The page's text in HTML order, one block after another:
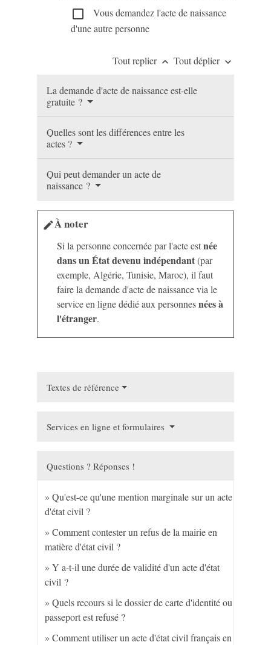
check_box_outline_blank
Vous demandez l'acte de naissance
d'une autre personne
Tout replier keyboard_arrow_up Tout déplier keyboard_arrow_down
La demande d'acte de naissance est-elle
gratuite ?
Quelles sont les différences entre les
actes ?
Qui peut demander un acte de
naissance ?
editÀ noter
Si la personne concernée par l'acte estnée
dans un État devenu indépendant(par
exemple, Algérie, Tunisie, Maroc), il faut
faire la demande d'acte de naissance via le
service en ligne dédié aux personnesnées à
l'étranger.
Textes de référence
Services en ligne et formulaires
Questions ? Réponses !
Qu'est-ce qu'une mention marginale sur un acte
d'état civil ?
Comment contester un refus de la mairie en
matière d'état civil ?
Y a-t-il une durée de validité d'un acte d'état
civil ?
Quels recours si le dossier de carte d'identité ou
passeport est refusé ?
Comment utiliser un acte d'état civil français en